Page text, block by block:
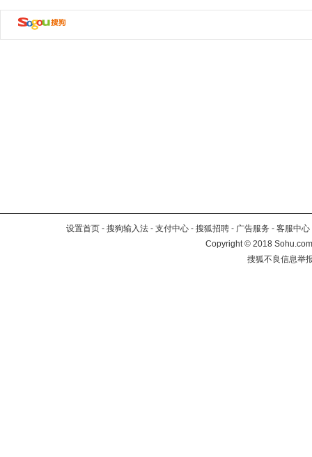
设置首页 - 搜狗输入法 - 支付中心 - 搜狐招聘 - 广告服务 - 客服中心
Copyright©2018
搜狐不良信息举